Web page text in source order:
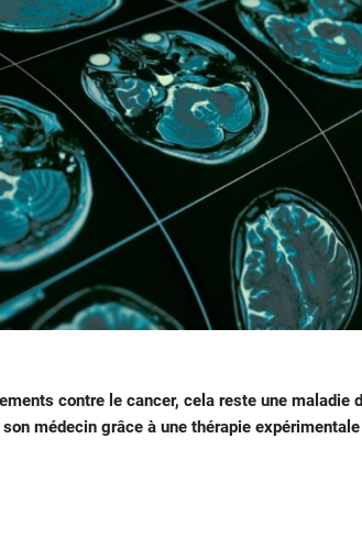
contre le cancer, cela reste une maladie
médecin grâce à une thérapie